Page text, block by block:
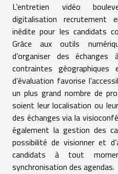
L’entretien vidéo
digitalisation
inédite pour les candidats
Grâce aux outils
d’organiser des
contraintes
d’évaluation favorise
un plus grand nombre de
soient leur localisation ou
des échanges via la
également la gestion des
possibilité de visionner et
candidats à tout
synchronisation des agendas.